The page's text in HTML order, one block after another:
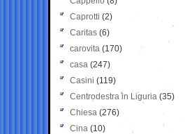
Caprotti (2)
Caritas (6)
carovita (170)
casa (247)
Casini (119)
Centrodestra in Liguria (35)
Chiesa (276)
Cina (10)